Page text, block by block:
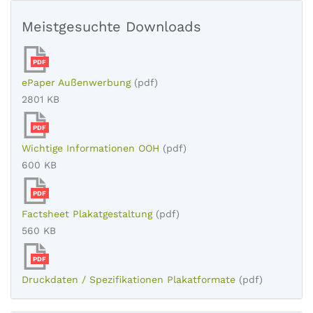
Meistgesuchte Downloads
PDF
ePaper Außenwerbung (pdf)
2801 KB
PDF
Wichtige Informationen OOH (pdf)
600 KB
PDF
Factsheet Plakatgestaltung (pdf)
560 KB
PDF
Druckdaten / Spezifikationen Plakatformate (pdf)